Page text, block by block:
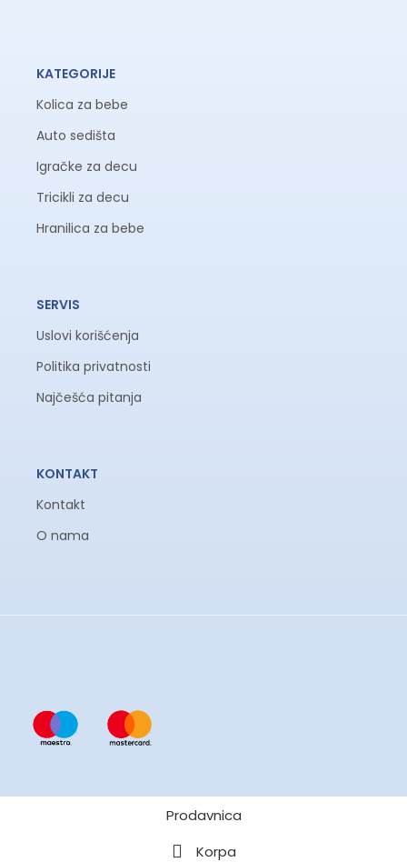
KATEGORIJE
Kolica za bebe
Auto sedišta
Igračke za decu
Tricikli za decu
Hranilica za bebe
SERVIS
Uslovi korišćenja
Politika privatnosti
Najčešća pitanja
KONTAKT
Kontakt
O nama
Prodavnica
Korpa